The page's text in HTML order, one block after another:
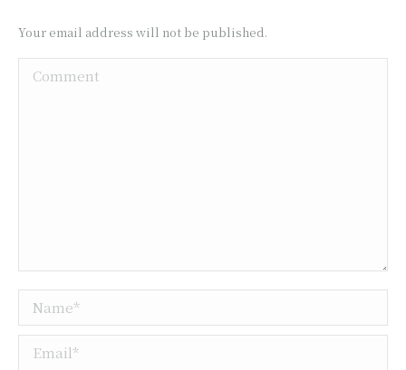
Your email address will not be published.
Comment
Name *
Email *